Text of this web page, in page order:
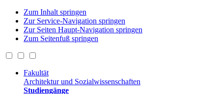
Zum Inhalt springen
Zur Service-Navigation springen
Zur Seiten Haupt-Navigation springen
Zum Seitenfuß springen
Fakultät
Architektur und Sozialwissenschaften
Studiengänge